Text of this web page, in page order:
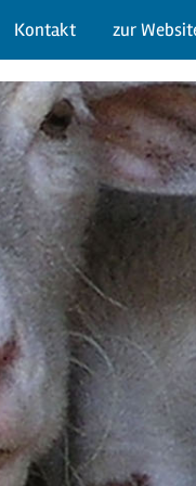
Kontakt zur